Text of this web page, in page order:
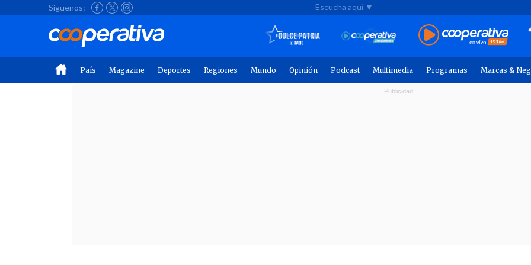
Síguenos: Escucha aquí ▼
País Magazine Deportes Regiones Mundo Opinión Podcast Multimedia Programas Marcas &